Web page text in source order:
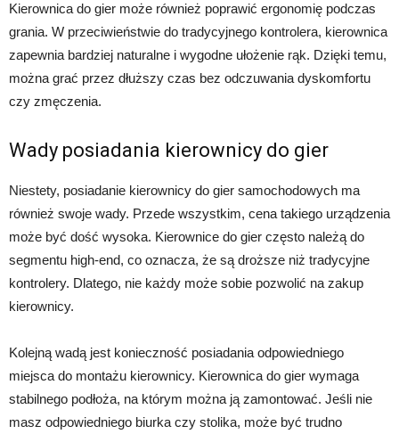
Kierownica do gier może również poprawić ergonomię podczas
grania. W przeciwieństwie do tradycyjnego kontrolera, kierownica
zapewnia bardziej naturalne i wygodne ułożenie rąk. Dzięki temu,
można grać przez dłuższy czas bez odczuwania dyskomfortu
czy zmęczenia.
Wady posiadania kierownicy do gier
Niestety, posiadanie kierownicy do gier samochodowych ma
również swoje wady. Przede wszystkim, cena takiego urządzenia
może być dość wysoka. Kierownice do gier często należą do
segmentu high-end, co oznacza, że są droższe niż tradycyjne
kontrolery. Dlatego, nie każdy może sobie pozwolić na zakup
kierownicy.
Kolejną wadą jest konieczność posiadania odpowiedniego
miejsca do montażu kierownicy. Kierownica do gier wymaga
stabilnego podłoża, na którym można ją zamontować. Jeśli nie
masz odpowiedniego biurka czy stolika, może być trudno